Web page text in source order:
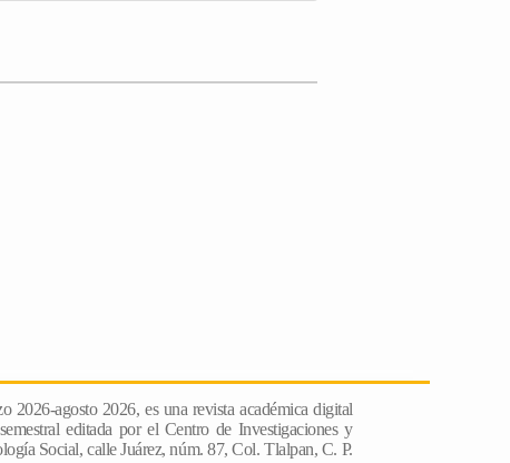
2026-agosto 2026, es una revista académica digital
editada por el Centro de Investigaciones y
Social, calle Juárez, núm. 87, Col. Tlalpan, C. P.